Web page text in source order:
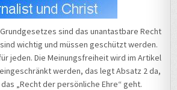
sind das unantastbare Recht
wichtig und müssen geschützt werden.
jeden. Die Meinungsfreiheit wird im Artikel
werden, das legt Absatz 2 da,
„Recht der persönliche Ehre“ geht.